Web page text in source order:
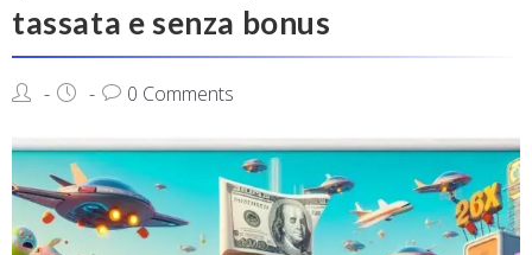
tassata e senza bonus
0 Comments